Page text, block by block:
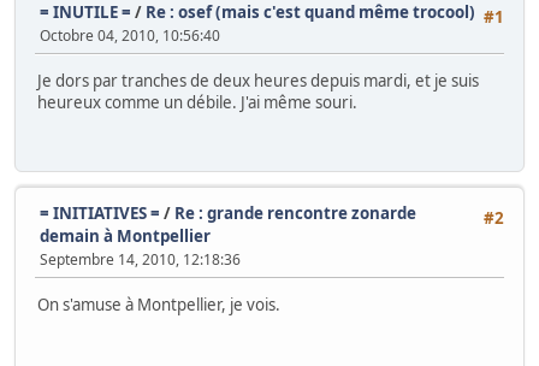
#1
= INUTILE = / Re : osef (mais c'est quand même trocool)
Octobre 04, 2010, 10:56:40
Je dors par tranches de deux heures depuis mardi, et je suis
heureux comme un débile. J'ai même souri.
#2
= INITIATIVES = / Re : grande rencontre zonarde
demain à Montpellier
Septembre 14, 2010, 12:18:36
On s'amuse à Montpellier, je vois.